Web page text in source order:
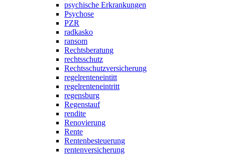
psychische Erkrankungen
Psychose
PZR
radkasko
ransom
Rechtsberatung
rechtsschutz
Rechtsschutzversicherung
regelrenteneintitt
regelrenteneintritt
regensburg
Regenstauf
rendite
Renovierung
Rente
Rentenbesteuerung
rentenversicherung